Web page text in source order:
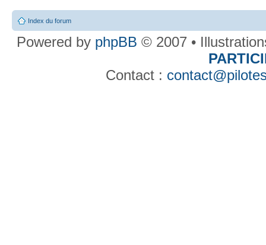
Index du forum
Powered by phpBB © 2007 •
Contact :